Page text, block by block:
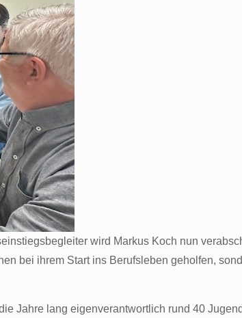
wird Markus Koch nun
bei ihrem Start ins Berufsleben geholfen,
Jahre lang eigenverantwortlich rund 40